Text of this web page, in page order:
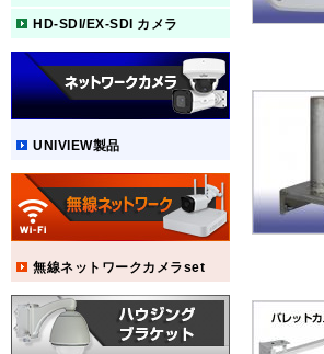
HD-SDI/EX-SDI カメラ
UNIVIEW製品
無線ネットワークカメラset